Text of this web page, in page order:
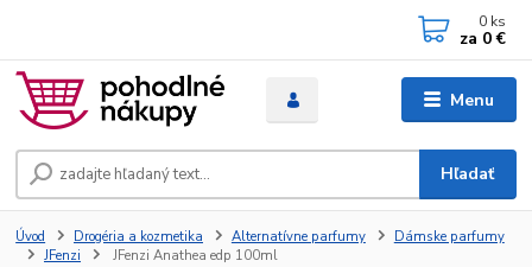
Menu
Hľadať
0 ks
za 0 €
Úvod Drogéria a kozmetika Alternatívne parfumy
Dámske parfumy
JFenzi
JFenzi Anathea edp 100ml